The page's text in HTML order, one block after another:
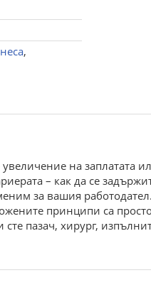
,
на заплатата
– как да се
за вашия
принципи са
пазач, хирург,